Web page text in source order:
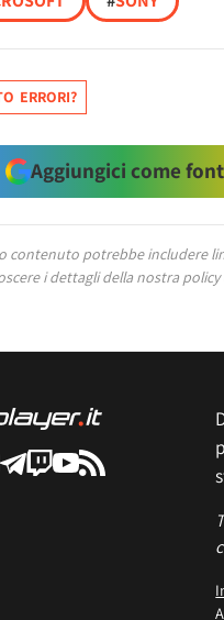
ERRORI?
Aggiungici come
contenuto potrebbe includere
i dettagli della nostra